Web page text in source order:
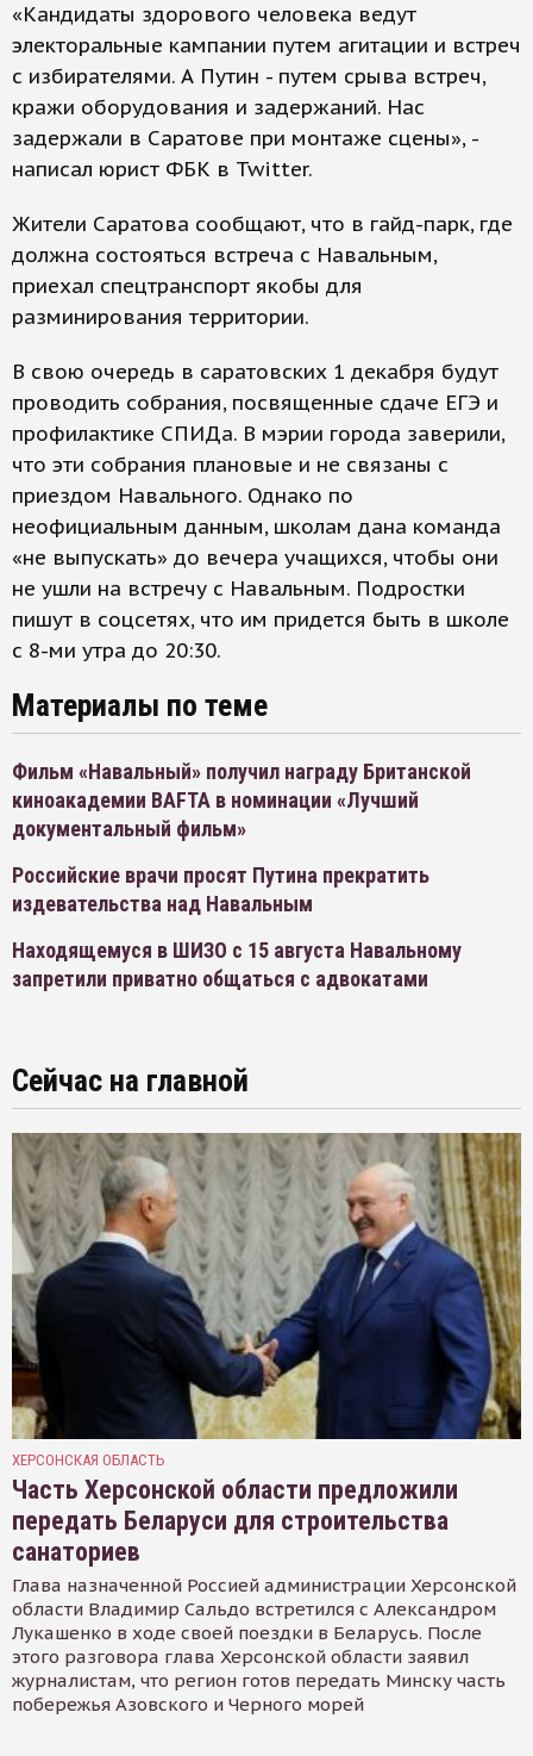
«Кандидаты здорового человека ведут
электоральные кампании путем агитации и встреч
с избирателями. А Путин - путем срыва встреч,
кражи оборудования и задержаний. Нас
задержали в Саратове при монтаже сцены», -
написал юрист ФБК в Twitter.
Жители Саратова сообщают, что в гайд-парк, где
должна состояться встреча с Навальным,
приехал спецтранспорт якобы для
разминирования территории.
В свою очередь в саратовских 1 декабря будут
проводить собрания, посвященные сдаче ЕГЭ и
профилактике СПИДа. В мэрии города заверили,
что эти собрания плановые и не связаны с
приездом Навального. Однако по
неофициальным данным, школам дана команда
«не выпускать» до вечера учащихся, чтобы они
не ушли на встречу с Навальным. Подростки
пишут в соцсетях, что им придется быть в школе
с 8-ми утра до 20:30.
Материалы по теме
Фильм «Навальный» получил награду Британской
киноакадемии BAFTA в номинации «Лучший
документальный фильм»
Российские врачи просят Путина прекратить
издевательства над Навальным
Находящемуся в ШИЗО с 15 августа Навальному
запретили приватно общаться с адвокатами
Сейчас на главной
ХЕРСОНСКАЯ ОБЛАСТЬ
Часть Херсонской области предложили
передать Беларуси для строительства
санаториев
Глава назначенной Россией администрации Херсонской
области Владимир Сальдо встретился с Александром
Лукашенко в ходе своей поездки в Беларусь. После
этого разговора глава Херсонской области заявил
журналистам, что регион готов передать Минску часть
побережья Азовского и Черного морей